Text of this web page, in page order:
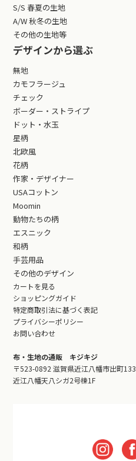
S/S 春夏の生地
A/W 秋冬の生地
その他の生地等
デザインから選ぶ
無地
カモフラージュ
チェック
ボーダー・ストライプ
ドット・水玉
星柄
北欧風
花柄
作家・デザイナー
USAコットン
Moomin
動物たちの柄
エスニック
和柄
手芸用品
その他のデザイン
カートを見る
ショッピングガイド
特定商取引法に基づく表記
プライバシーポリシー
お問い合わせ
布・生地の通販 キジキジ
〒523-0892 滋賀県近江八幡市出町133
近江八幡天八シガ2号棟1F